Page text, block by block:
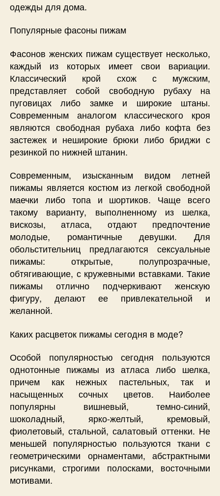
одежды для дома.
Популярные фасоны пижам
Фасонов женских пижам существует несколько,
каждый из которых имеет свои вариации.
Классический крой схож с мужским,
представляет собой свободную рубаху на
пуговицах либо замке и широкие штаны.
Современным аналогом классического кроя
являются свободная рубаха либо кофта без
застежек и неширокие брюки либо бриджи с
резинкой по нижней штанин.
Современным, изысканным видом летней
пижамы является костюм из легкой свободной
маечки либо топа и шортиков. Чаще всего
такому варианту, выполненному из шелка,
вискозы, атласа, отдают предпочтение
молодые, романтичные девушки. Для
обольстительниц предлагаются сексуальные
пижамы: открытые, полупрозрачные,
обтягивающие, с кружевными вставками. Такие
пижамы отлично подчеркивают женскую
фигуру, делают ее привлекательной и
желанной.
Каких расцветок пижамы сегодня в моде?
Особой популярностью сегодня пользуются
однотонные пижамы из атласа либо шелка,
причем как нежных пастельных, так и
насыщенных сочных цветов. Наиболее
популярны вишневый, темно-синий,
шоколадный, ярко-желтый, кремовый,
фиолетовый, стальной, салатовый оттенки. Не
меньшей популярностью пользуются ткани с
геометрическими орнаментами, абстрактными
рисунками, строгими полосками, восточными
мотивами.